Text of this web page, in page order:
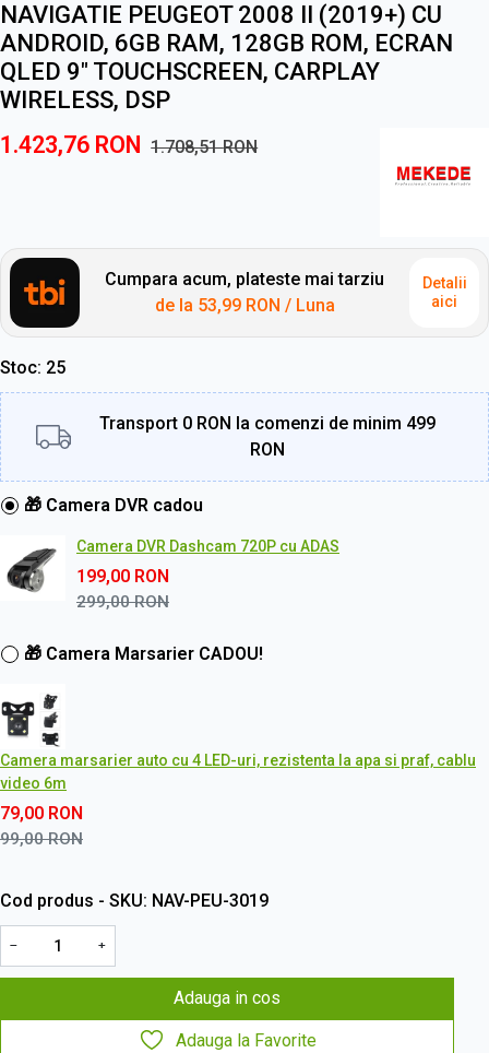
NAVIGATIE PEUGEOT 2008 II (2019+) CU
ANDROID, 6GB RAM, 128GB ROM, ECRAN
QLED 9" TOUCHSCREEN, CARPLAY
WIRELESS, DSP
1.423,76 RON 1.708,51RON
Cumpara acum, plateste mai tarziu
de la 53,99 RON / Luna
Detalii
aici
Stoc 25
Transport 0 RON la comenzi de minim 499
RON
🎁 Camera DVR cadou
Camera DVR Dashcam 720P cu ADAS
199,00 RON
299,00RON
🎁 Camera Marsarier CADOU!
Camera marsarier auto cu 4 LED-uri, rezistenta la apa si praf, cablu
video 6m
79,00 RON
99,00RON
Cod produs - SKU NAV-PEU-3019
− +
Adauga in cos
Adauga la Favorite